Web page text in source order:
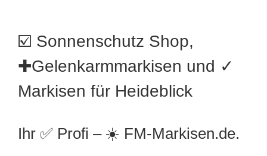
☑️ Sonnenschutz Shop,
✚Gelenkarmmarkisen und ✓
Markisen für Heideblick
Ihr ✅ Profi – ☀️ FM-Markisen.de.